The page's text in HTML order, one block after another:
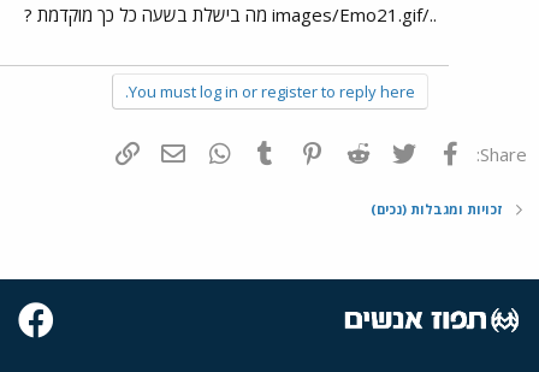
../images/Emo21.gif מה בישלת בשעה כל כך מוקדמת ?
You must log in or register to reply here.
Share: פייסבוק Twitter
Reddit
Pinterest
Tumblr
WhatsAppדואר אלקטרוני
זכויות ומגבלות (נכים)